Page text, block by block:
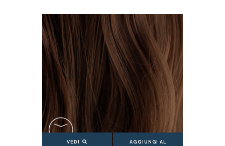
VEDI
AGGIUNGI AL